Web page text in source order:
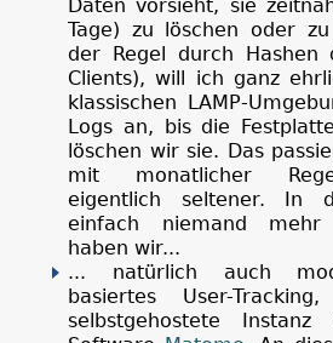
Daten vorsieht, sie
Tage) zu löschen oder
der Regel durch Hashen
Clients), will ich ganz
klassischen LAMP-
Logs an, bis die
löschen wir sie. Das
mit monatlicher
eigentlich seltener. In
einfach niemand mehr
haben wir...
... natürlich auch
basiertes User-
selbstgehostete Instanz